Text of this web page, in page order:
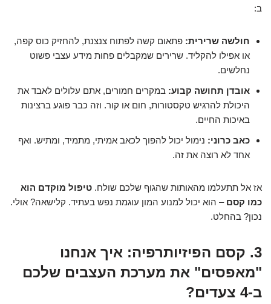
ב:
חולשה שרירית: פתאום קשה לפתוח צנצנת, להחזיק כוס קפה,
או אפילו להקליד. שרירים שמקבלים פחות מידע עצבי פשוט
נחלשים.
אובדן תחושה קבוע: במקרים חמורים, אתם עלולים לאבד את
היכולת להרגיש טקסטורות, חום או קור. וזה כבר פוגע ברצינות
באיכות החיים.
כאב כרוני: נימול יכול להפוך לכאב אמיתי, מתמיד, ומתיש. ואף
אחד לא רוצה את זה.
אז אל תתעלמו מהאותות שהגוף שלכם שולח. טיפול מוקדם הוא
כמו קסם – הוא יכול למנוע המון עוגמת נפש בעתיד. קלישאה? אולי.
נכון? בהחלט.
3. קסם הפיזיותרפיה: איך אנחנו
"מאפסים" את מערכת העצבים שלכם
ב-4 צעדים?